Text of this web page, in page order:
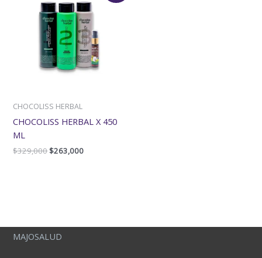
CHOCOLISS HERBAL
CHOCOLISS HERBAL X 450
ML
$329,000
original
era:
$329,000.
$263,000
actual
es:
$263,000.
MAJOSALUD